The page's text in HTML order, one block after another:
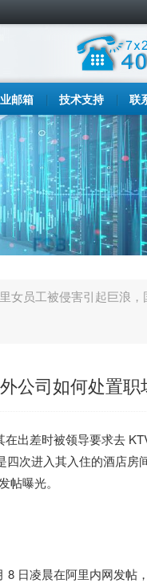
邮箱 技术支持 联
女员工被侵害引起巨浪
公司如何处置职
出差时被领导要求去
次进入其入住的酒店房
曝光。
日凌晨在阿里内网发帖